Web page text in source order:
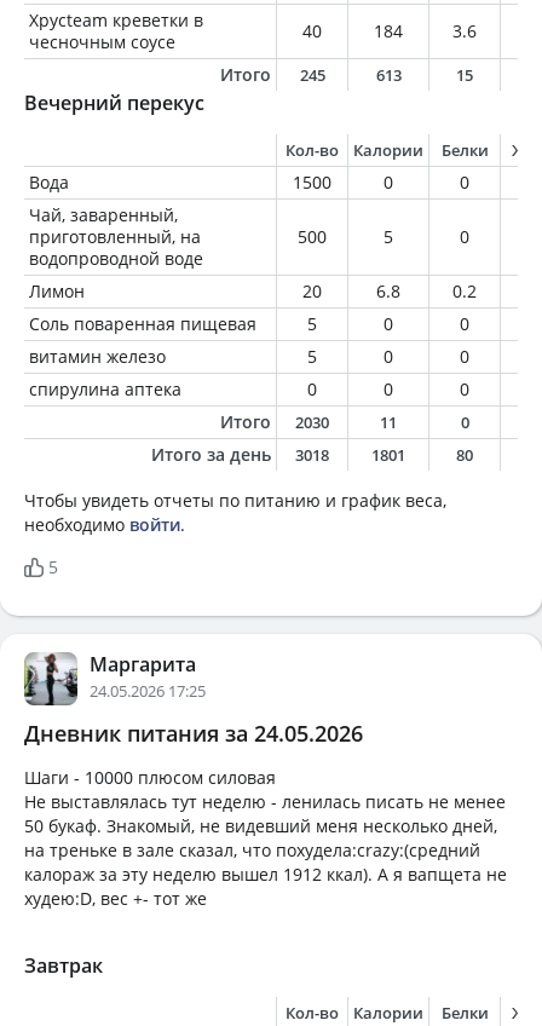
Хрусteam креветки в
чесночным соусе
40 184 3.6
Итого
245 613 15
Вечерний перекус
Кол-во Калории Белки
Вода 1500 0 0
Чай, заваренный,
приготовленный, на
водопроводной воде
500 5 0
Лимон 20 6.8 0.2
Соль поваренная пищевая
5 0 0
витамин железо
5 0 0
спирулина аптека
0 0 0
Итого
2030 11 0
Итого за день 3018 1801 80
Чтобы увидеть отчеты по питанию и график веса,
необходимо войти.
5
Маргарита
24.05.2026 17:25
Дневник питания за 24.05.2026
Шаги - 10000 плюсом силовая
Не выставлялась тут неделю - ленилась писать не менее
50 букаф. Знакомый, не видевший меня несколько дней,
на треньке в зале сказал, что похудела:crazy:(средний
калораж за эту неделю вышел 1912 ккал). А я вапщета не
худею:D, вес +- тот же
Завтрак
Кол-во Калории Белки